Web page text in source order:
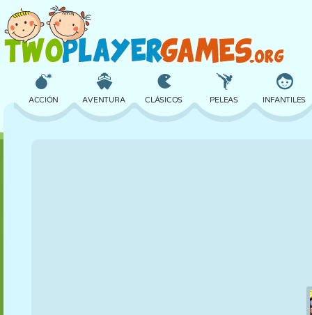
ACCIÓN AVENTURA CLÁSICOS PELEAS INFANTILES